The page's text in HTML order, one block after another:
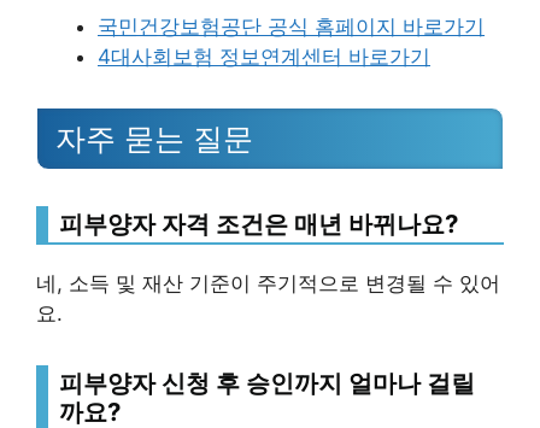
국민건강보험공단 공식 홈페이지 바로가기
4대사회보험 정보연계센터 바로가기
자주 묻는 질문
피부양자 자격 조건은 매년 바뀌나요?
네, 소득 및 재산 기준이 주기적으로 변경될 수 있어
요.
피부양자 신청 후 승인까지 얼마나 걸릴
까요?